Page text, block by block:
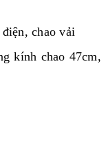
chao vải
kính chao 47cm,